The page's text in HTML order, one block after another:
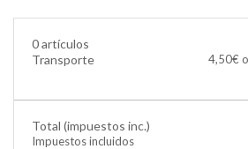
0 artículos
Transporte
4,50€
Total (impuestos inc.)
Impuestos incluidos